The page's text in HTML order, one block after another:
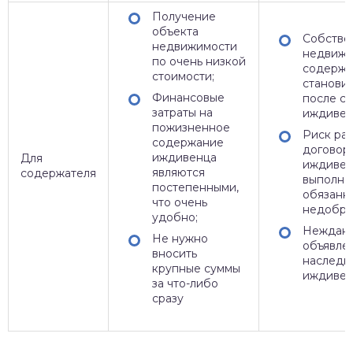
Для
содержателя
Получение
объекта
недвижимости
по очень низкой
стоимости;
Финансовые
затраты на
пожизненное
содержание
иждивенца
являются
постепенными,
что очень
удобно;
Не нужно
вносить
крупные суммы
за что-либо
сразу
после
Риск